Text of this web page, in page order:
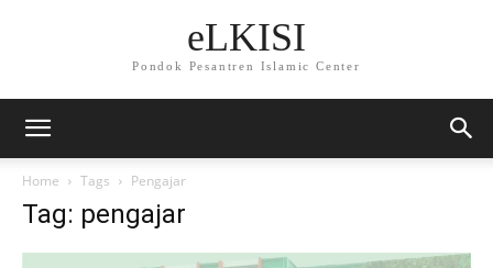
eLKISI
Pondok Pesantren Islamic Center
Home Tags Pengajar
Tag: pengajar